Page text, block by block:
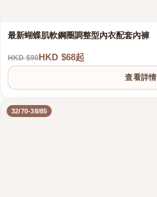
最新蝴蝶肌軟鋼圈調整型內衣配套內褲
HKD $90HKD $68起
查看詳情
32/70-38/85